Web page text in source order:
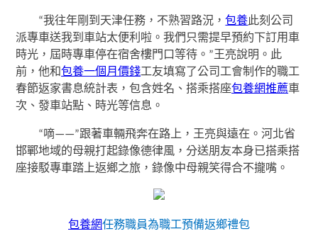
“我往年剛到天津任務，不熟習路況，包養此刻公司
派專車送我到車站太便利啦。我們只需提早預約下訂用車
時光，屆時專車停在宿舍樓門口等待。”王亮說明。此
前，他和包養一個月價錢工友填寫了公司工會制作的職工
春節返家書息統計表，包含姓名、搭乘搭座包養網推薦車
次、發車站點、時光等信息。
“嘀——”跟著車輛飛奔在路上，王亮與遠在。河北省
邯鄲地域的母親打起錄像德律風，分送朋友本身已搭乘搭
座接駁專車踏上返鄉之旅，錄像中母親笑得合不攏嘴。
包養網任務職員為職工預備返鄉禮包